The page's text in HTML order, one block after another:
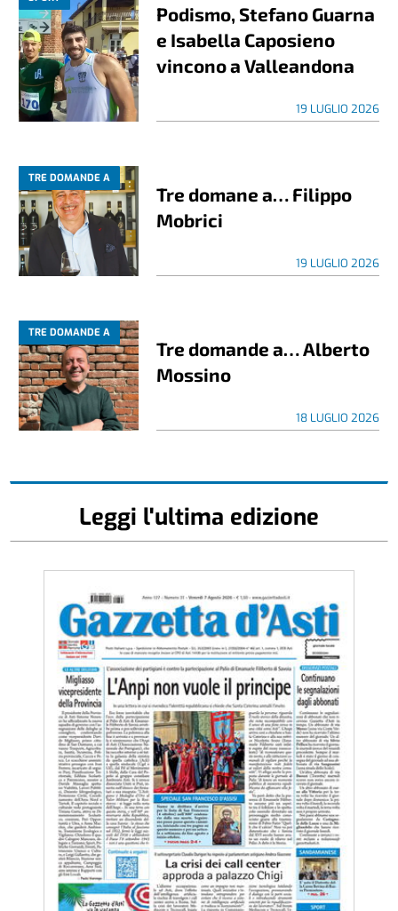
Podismo, Stefano Guarna
e Isabella Caposieno
vincono a Valleandona
19 LUGLIO 2026
TRE DOMANDE A
Tre domane a… Filippo
Mobrici
19 LUGLIO 2026
TRE DOMANDE A
Tre domande a… Alberto
Mossino
18 LUGLIO 2026
Leggi l'ultima edizione